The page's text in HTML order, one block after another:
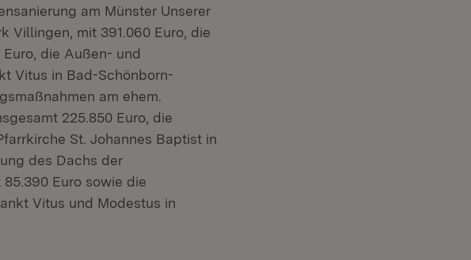
am Münster Unserer
Villingen, mit 391.060 Euro, die
die Außen- und
Vitus in Bad-Schönborn-
am ehem.
225.850 Euro, die
St. Johannes Baptist in
des Dachs der
Euro sowie die
Vitus und Modestus in